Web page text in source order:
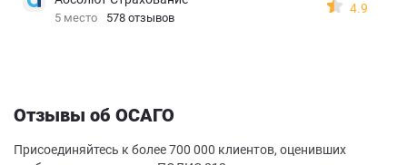
5 место 578 отзывов
4.9
Отзывы об ОСАГО
Присоединяйтесь к более 700 000 клиентов, оценивших